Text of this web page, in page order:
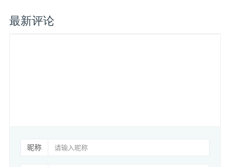
最新评论
昵称